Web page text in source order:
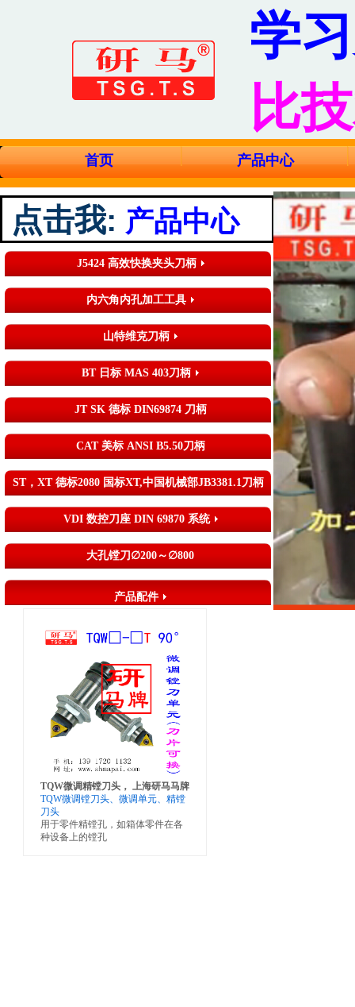
学
比
首页 产品中心
点击我: 产品中心
J5424 高效快换夹头刀柄
内六角内孔加工工具
山特维克刀柄
BT 日标 MAS 403刀柄
JT SK 德标 DIN69874 刀柄
CAT 美标 ANSI B5.50刀柄
ST，XT 德标2080 国标XT,中国机械部JB3381.1刀柄
VDI 数控刀座 DIN 69870 系统
大孔镗刀∅200～∅800
产品配件
TQW微调精镗刀头， 上海研马马牌
TQW微调镗刀头、微调单元、精镗
刀头
用于零件精镗孔，如箱体零件在各
种设备上的镗孔